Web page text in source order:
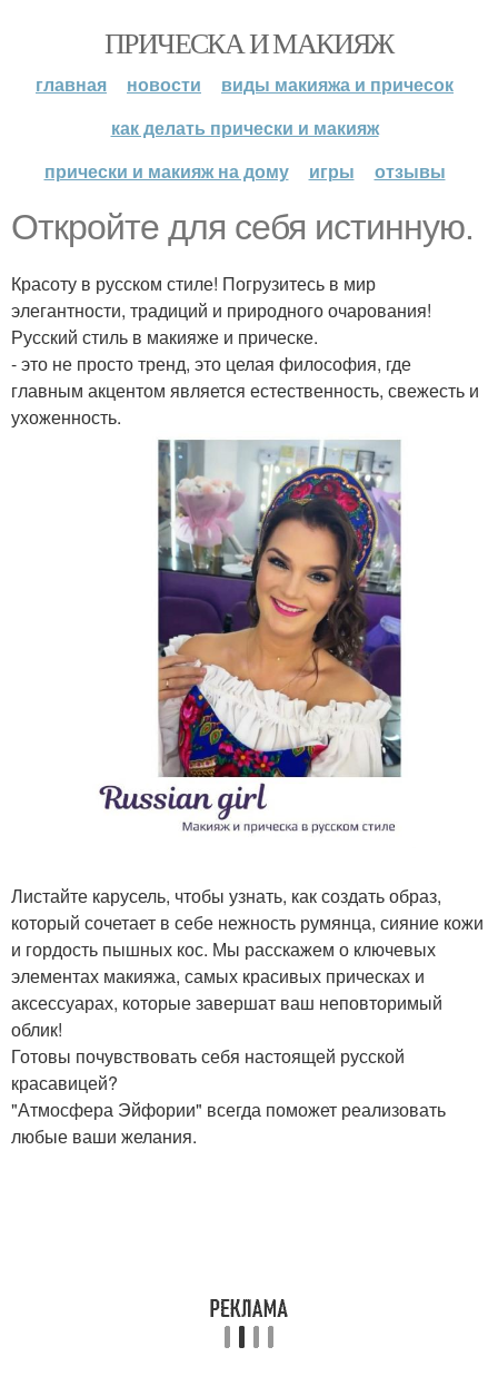
ПРИЧЕСКА И МАКИЯЖ
главная новости
виды макияжа и причесок
как делать прически и макияж
прически и макияж на дому
игры отзывы
Откройте для себя истинную.
Красоту в русском стиле! Погрузитесь в мир
элегантности, традиций и природного очарования!
Русский стиль в макияже и прическе.
- это не просто тренд, это целая философия, где
главным акцентом является естественность, свежесть и
ухоженность.
Листайте карусель, чтобы узнать, как создать образ,
который сочетает в себе нежность румянца, сияние кожи
и гордость пышных кос. Мы расскажем о ключевых
элементах макияжа, самых красивых прическах и
аксессуарах, которые завершат ваш неповторимый
облик!
Готовы почувствовать себя настоящей русской
красавицей?
"Атмосфера Эйфории" всегда поможет реализовать
любые ваши желания.